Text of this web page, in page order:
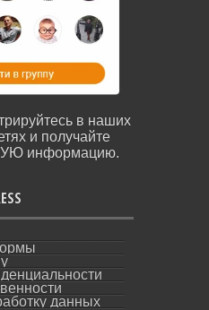
в наших
и получайте
информацию.
данных